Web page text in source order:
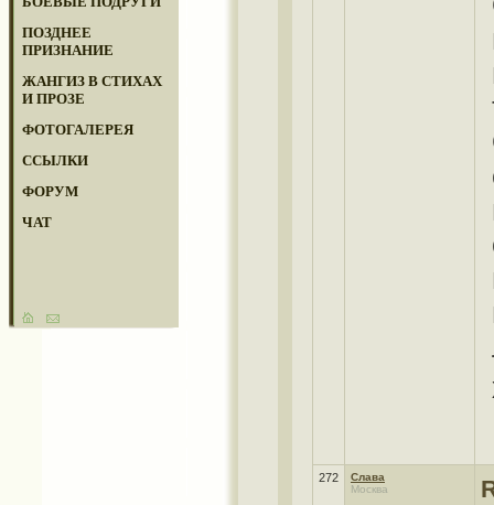
ПОЗДНЕЕ
ПРИЗНАНИЕ
ЖАНГИЗ В СТИХАХ
И ПРОЗЕ
ФОТОГАЛЕРЕЯ
ССЫЛКИ
ФОРУМ
ЧАТ
272
Слава
Москва